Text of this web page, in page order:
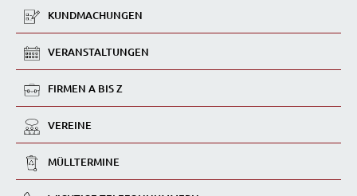
KUNDMACHUNGEN
VERANSTALTUNGEN
FIRMEN A BIS Z
VEREINE
MÜLLTERMINE